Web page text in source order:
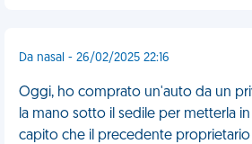
Da nasal - 26/02/2025 22:16
Oggi, ho comprato un'auto da un
la mano sotto il sedile per metterla
capito che il precedente